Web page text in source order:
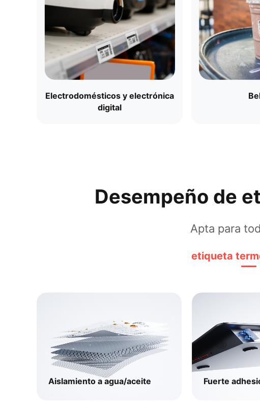
Electrodomésticos y electrónica
digital​
Desempeño de
Apta para
etiqueta
Aislamiento a agua/aceite​ Fuerte